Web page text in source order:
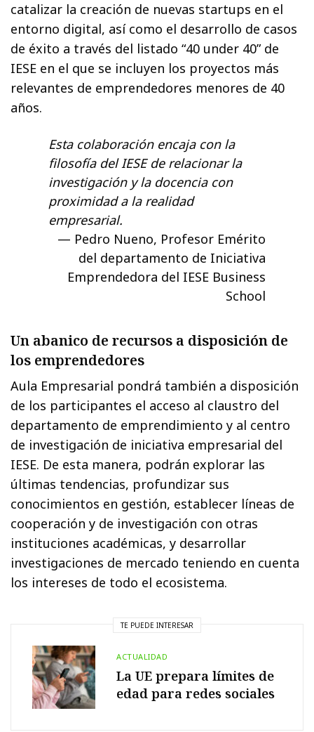
catalizar la creación de nuevas startups en el
entorno digital, así como el desarrollo de casos
de éxito a través del listado “40 under 40” de
IESE en el que se incluyen los proyectos más
relevantes de emprendedores menores de 40
años.
Esta colaboración encaja con la
filosofía del IESE de relacionar la
investigación y la docencia con
proximidad a la realidad
empresarial.
Pedro Nueno, Profesor Emérito
del departamento de Iniciativa
Emprendedora del IESE Business
School
Un abanico de recursos a disposición de
los emprendedores
Aula Empresarial pondrá también a disposición
de los participantes el acceso al claustro del
departamento de emprendimiento y al centro
de investigación de iniciativa empresarial del
IESE. De esta manera, podrán explorar las
últimas tendencias, profundizar sus
conocimientos en gestión, establecer líneas de
cooperación y de investigación con otras
instituciones académicas, y desarrollar
investigaciones de mercado teniendo en cuenta
los intereses de todo el ecosistema.
TE PUEDE INTERESAR
ACTUALIDAD
La UE prepara límites de
edad para redes sociales